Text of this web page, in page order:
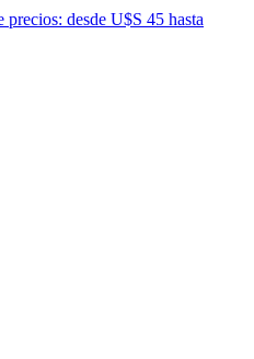
precios: desde U$S 45 hasta